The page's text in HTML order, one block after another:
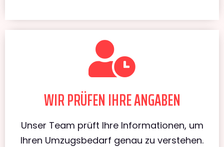
WIR PRÜFEN IHRE ANGABEN
Unser Team prüft Ihre Informationen, um
Ihren Umzugsbedarf genau zu verstehen.